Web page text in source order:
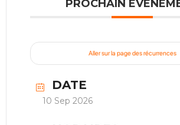
PROCHAIN
Aller sur la page des récurrences
DATE
10 Sep 2026